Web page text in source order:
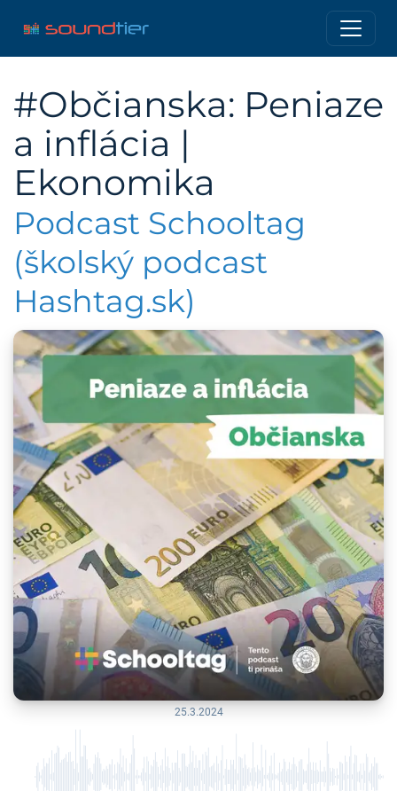
#Občianska: Peniaze
a inflácia |
Ekonomika
Podcast Schooltag
(školský podcast
Hashtag.sk)
25.3.2024